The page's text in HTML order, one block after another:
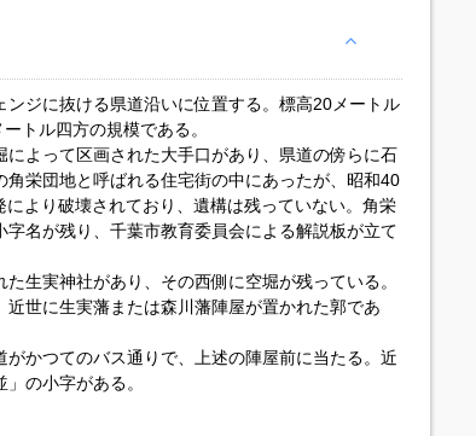
ジに抜ける県道沿いに位置する。標高20メートル
トル四方の規模である。
よって区画された大手口があり、県道の傍らに石
栄団地と呼ばれる住宅街の中にあったが、昭和40
より破壊されており、遺構は残っていない。角栄
名が残り、千葉市教育委員会による解説板が立て
生実神社があり、その西側に空堀が残っている。
世に生実藩または森川藩陣屋が置かれた郭であ
かつてのバス通りで、上述の陣屋前に当たる。近
の小字がある。